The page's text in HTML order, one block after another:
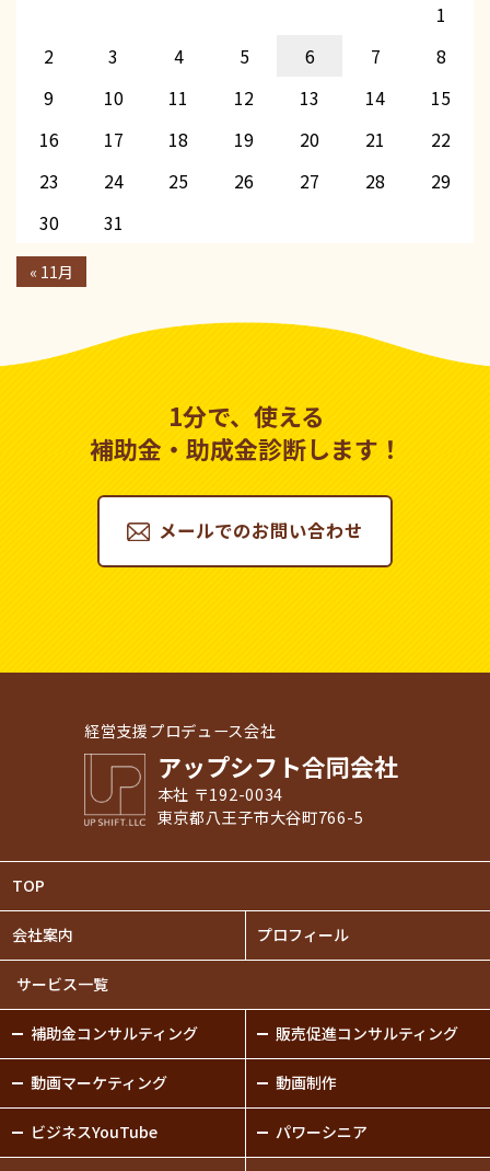
1
2
3 4 5 6 7
8
9
10 11 12 13 14
15
16
17 18 19 20 21
22
23
24 25 26 27 28
29
30
31
« 11月
1分で、使える
補助金・助成金診断します！
メールでのお問い合わせ
経営支援プロデュース会社
アップシフト合同会社
本社 〒192-0034
東京都八王子市大谷町766-5
TOP
会社案内 プロフィール
サービス一覧
補助金コンサルティング 販売促進コンサルティング
動画マーケティング 動画制作
ビジネスYouTube パワーシニア